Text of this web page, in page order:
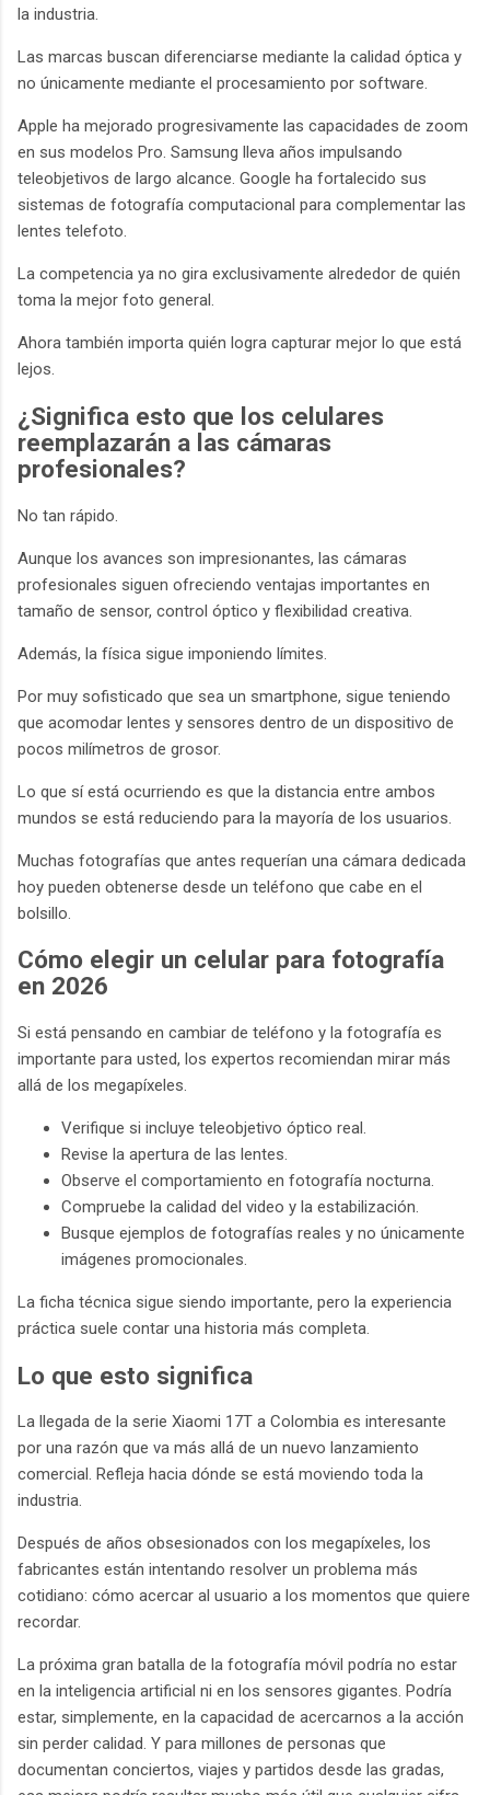
la industria.
Las marcas buscan diferenciarse mediante la calidad óptica y
no únicamente mediante el procesamiento por software.
Apple ha mejorado progresivamente las capacidades de zoom
en sus modelos Pro. Samsung lleva años impulsando
teleobjetivos de largo alcance. Google ha fortalecido sus
sistemas de fotografía computacional para complementar las
lentes telefoto.
La competencia ya no gira exclusivamente alrededor de quién
toma la mejor foto general.
Ahora también importa quién logra capturar mejor lo que está
lejos.
¿Significa esto que los celulares
reemplazarán a las cámaras
profesionales?
No tan rápido.
Aunque los avances son impresionantes, las cámaras
profesionales siguen ofreciendo ventajas importantes en
tamaño de sensor, control óptico y flexibilidad creativa.
Además, la física sigue imponiendo límites.
Por muy sofisticado que sea un smartphone, sigue teniendo
que acomodar lentes y sensores dentro de un dispositivo de
pocos milímetros de grosor.
Lo que sí está ocurriendo es que la distancia entre ambos
mundos se está reduciendo para la mayoría de los usuarios.
Muchas fotografías que antes requerían una cámara dedicada
hoy pueden obtenerse desde un teléfono que cabe en el
bolsillo.
Cómo elegir un celular para fotografía
en 2026
Si está pensando en cambiar de teléfono y la fotografía es
importante para usted, los expertos recomiendan mirar más
allá de los megapíxeles.
Verifique si incluye teleobjetivo óptico real.
Revise la apertura de las lentes.
Observe el comportamiento en fotografía nocturna.
Compruebe la calidad del video y la estabilización.
Busque ejemplos de fotografías reales y no únicamente
imágenes promocionales.
La ficha técnica sigue siendo importante, pero la experiencia
práctica suele contar una historia más completa.
Lo que esto significa
La llegada de la serie Xiaomi 17T a Colombia es interesante
por una razón que va más allá de un nuevo lanzamiento
comercial. Refleja hacia dónde se está moviendo toda la
industria.
Después de años obsesionados con los megapíxeles, los
fabricantes están intentando resolver un problema más
cotidiano: cómo acercar al usuario a los momentos que quiere
recordar.
La próxima gran batalla de la fotografía móvil podría no estar
en la inteligencia artificial ni en los sensores gigantes. Podría
estar, simplemente, en la capacidad de acercarnos a la acción
sin perder calidad. Y para millones de personas que
documentan conciertos, viajes y partidos desde las gradas,